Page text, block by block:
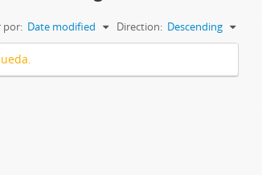
por: Date modified Direction: Descending